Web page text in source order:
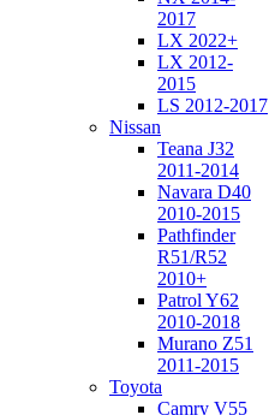
2017
LX 2022+
LX 2012-
2015
LS 2012-2017
Nissan
Teana J32
2011-2014
Navara D40
2010-2015
Pathfinder
R51/R52
2010+
Patrol Y62
2010-2018
Murano Z51
2011-2015
Toyota
Camry V55